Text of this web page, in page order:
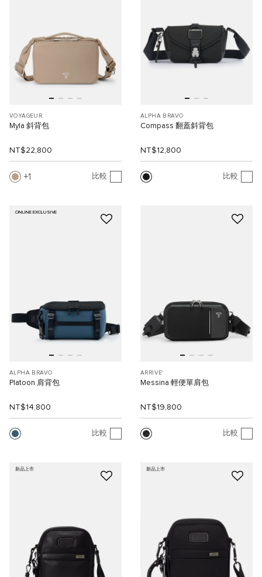
VOYAGEUR
Myla 斜背包
NT$22,800
1 比較
ALPHA BRAVO
Compass 翻蓋斜背包
NT$12,800
比較
ONLINE EXCLUSIVE
ALPHA BRAVO
Platoon 肩背包
NT$14,800
比較
ARRIVE'
Messina 輕便單肩包
NT$19,800
比較
新品上市 新品上市